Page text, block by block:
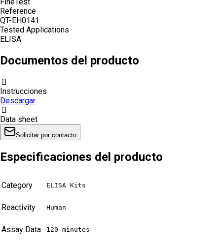
Reference
QT-EH0141
Tested Applications
ELISA
Documentos del producto
📄
Instrucciones
Descargar
📄
Data sheet
Solicitar por contacto
Especificaciones del producto
Category ELISA Kits
Reactivity Human
Assay Data 120 minutes